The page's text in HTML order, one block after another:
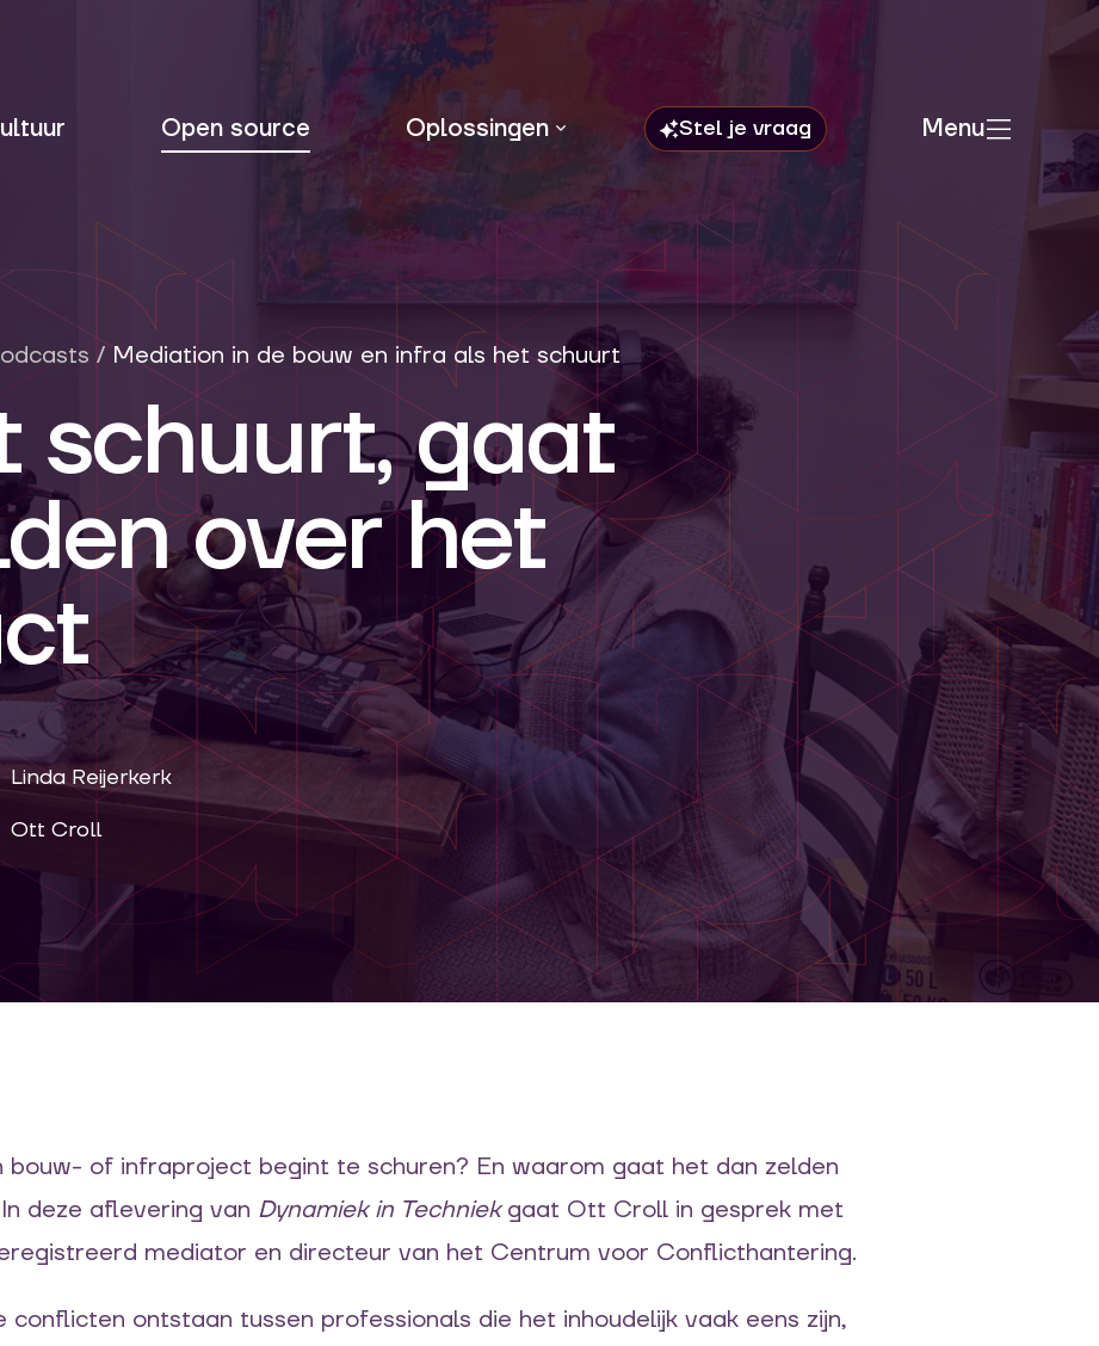
Open source Oplossingen Menu
/Mediation in de bouw en infra als het schuurt
schuurt, gaat
over het
Linda Reijerkerk
Ott Croll
bouw- of infraproject begint te schuren? En waarom gaat het dan zelden
deze aflevering van Dynamiek in Techniekgaat Ott Croll in gesprek met
mediator en directeur van het Centrum voor Conflicthantering.
conflicten ontstaan tussen professionals die het inhoudelijk vaak eens zijn,